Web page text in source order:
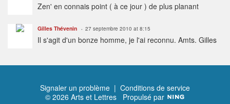
Zen' en connais point ( à ce jour ) de plus planant
Gilles Thévenin 27 septembre 2010 at 8:15
Il s'agit d'un bonze homme, je l'ai reconnu. Amts. Gilles
Signaler un problème | Conditions de service
© 2026 Arts et Lettres Propulsé par